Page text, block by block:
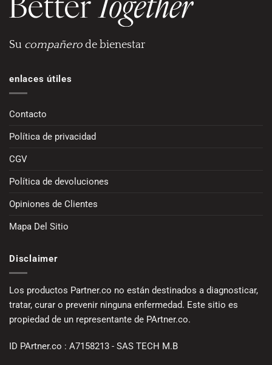
Su compañero de bienestar
enlaces útiles
Contacto
Política de privacidad
CGV
Política de devoluciones
Opiniones de Clientes
Mapa Del Sitio
Disclaimer
Los productos Partner.co no están destinados a diagnosticar,
tratar, curar o prevenir ninguna enfermedad. Este sitio es
propiedad de un representante de PArtner.co.
ID PArtner.co : A7158213 - SAS TECH M.B